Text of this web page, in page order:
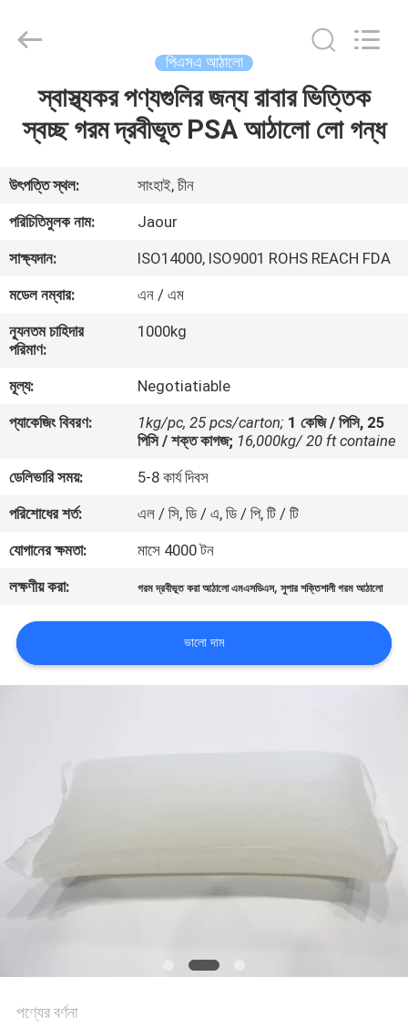
আমাদের
সম্পর্কে
কারখানা
ভ্রমণ
মান
নিয়ন্ত্রণ
আমাদের
সাথে
যোগাযোগ
করুন
খবর
অনুরোধ
সাইট
ম্যাপ
গোপনীয়তা
নীতি
Adhesive
Products
Reserved.
পিএসএ আঠালো
স্বাস্থ্যকর পণ্যগুলির জন্য রাবার ভিত্তিক
স্বচ্ছ গরম দ্রবীভূত PSA আঠালো লো গন্ধ
উৎপত্তি স্থল:
সাংহাই, চীন
পরিচিতিমুলক নাম:
Jaour
সাক্ষ্যদান:
ISO14000, ISO9001 ROHS REACH FDA
মডেল নম্বার:
এন / এম
ন্যূনতম চাহিদার
পরিমাণ:
1000kg
মূল্য:
Negotiatiable
প্যাকেজিং বিবরণ:
1kg/pc, 25 pcs/carton; 1 কেজি / পিসি, 25
পিসি / শক্ত কাগজ; 16,000kg/ 20 ft containe
ডেলিভারি সময়:
5-8 কার্য দিবস
পরিশোধের শর্ত:
এল / সি, ডি / এ, ডি / পি, টি / টি
যোগানের ক্ষমতা:
মাসে 4000 টন
লক্ষণীয় করা:
গরম দ্রবীভূত করা আঠালো এমএসডিএস,সুপার শক্তিশালী গরম আঠালো
ভালো দাম
পণ্যের বর্ণনা